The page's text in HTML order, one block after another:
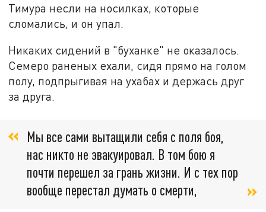
Тимура несли на носилках, которые
сломались, и он упал.
Никаких сидений в "буханке" не оказалось.
Семеро раненых ехали, сидя прямо на голом
полу, подпрыгивая на ухабах и держась друг
за друга.
Мы все сами вытащили себя с поля боя,
нас никто не эвакуировал. В том бою я
почти перешел за грань жизни. И с тех пор
вообще перестал думать о смерти,